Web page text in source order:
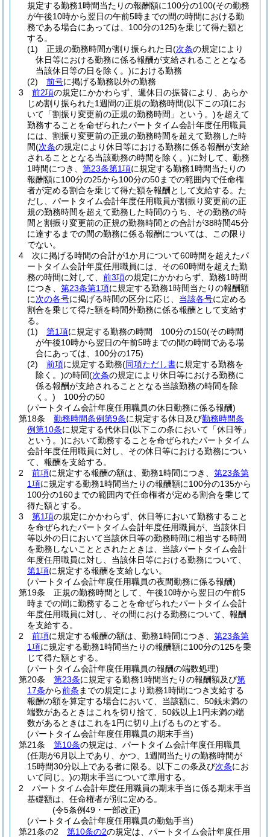
規定する勤務1時間当たりの報酬額に100分の100(その勤務
が午後10時から翌日の午前5時までの間の時間における勤
務である場合にあっては、100分の125)を乗じて得た額と
する。
(1)
正規の勤務時間が割り振られた日(次条の規定により
休日等における勤務に係る報酬が支給されることとなる
当該休日等の日を除く。)における勤務
(2)
前号に掲げる勤務以外の勤務
3
前2項の規定にかかわらず、週休日の振替により、あらか
じめ割り振られた1週間の正規の勤務時間(以下この項にお
いて「割振り変更前の正規の勤務時間」という。)を超えて
勤務することを命ぜられたパートタイム会計年度任用職員
には、割振り変更前の正規の勤務時間を超えて勤務した時
間(次条の規定により休日等における勤務に係る報酬が支給
されることとなる当該勤務の時間を除く。)に対して、勤務
1時間につき、 第23条第1項に規定する勤務1時間当たりの
報酬額に100分の25から100分の50までの範囲内で任命権
者が定める割合を乗じて得た額を報酬として支給する。 た
だし、パートタイム会計年度任用職員が割振り変更前の正
規の勤務時間を超えて勤務した時間のうち、その勤務の時
間と割振り変更前の正規の勤務時間との合計が38時間45分
に達するまでの間の勤務に係る報酬については、この限り
でない。
4
次に掲げる時間の合計が1か月について60時間を超えたパ
ートタイム会計年度任用職員には、その60時間を超えた勤
務の時間に対して、 前3項の規定にかかわらず、勤務1時間
につき、 第23条第1項に規定する勤務1時間当たりの報酬額
に次の各号に掲げる時間の区分に応じ、 当該各号に定める
割合を乗じて得た額を時間外勤務に係る報酬として支給す
る。
(1)
第1項に規定する勤務の時間 100分の150(その時間
が午後10時から翌日の午前5時までの間の時間である場
合にあっては、100分の175)
(2)
前項に規定する勤務(同項ただし書に規定する勤務を
除く。)の時間(次条の規定により休日等における勤務に
係る報酬が支給されることとなる当該勤務の時間を除
く。) 100分の50
(パートタイム会計年度任用職員の休日勤務に係る報酬)
第18条
勤務時間条例第9条に規定する休日及び勤務時間条
例第10条に規定する代休日(以下この条において「休日等」
という。)において勤務することを命ぜられたパートタイム
会計年度任用職員に対し、その休日等における勤務につい
て、報酬を支給する。
2
前項に規定する報酬の額は、勤務1時間につき、 第23条第
1項に規定する勤務1時間当たりの報酬額に100分の135から
100分の160までの範囲内で任命権者が定める割合を乗じて
得た額とする。
3
第1項の規定にかかわらず、休日等において勤務すること
を命ぜられたパートタイム会計年度任用職員が、当該休日
等以外の日において当該休日等の勤務時間に相当する時間
を勤務しないこととされたときは、当該パートタイム会計
年度任用職員に対し、当該休日等における勤務について、
第1項に規定する報酬を支給しない。
(パートタイム会計年度任用職員の夜間勤務に係る報酬)
第19条
正規の勤務時間として、午後10時から翌日の午前5
時までの間に勤務することを命ぜられたパートタイム会計
年度任用職員に対し、その間における勤務について、報酬
を支給する。
2
前項に規定する報酬の額は、勤務1時間につき、 第23条第
1項に規定する勤務1時間当たりの報酬額に100分の125を乗
じて得た額とする。
(パートタイム会計年度任用職員の報酬の端数処理)
第20条
第23条に規定する勤務1時間当たりの報酬額及び第
17条から前条 までの規定により勤務1時間につき支給する
報酬の額を算定する場合において、当該額に、50銭未満の
端数があるときはこれを切り捨て、50銭以上1円未満の端
数があるときはこれを1円に切り上げるものとする。
(パートタイム会計年度任用職員の期末手当)
第21条
第10条の規定は、パートタイム会計年度任用職員
(任期が6月以上であり、かつ、1週間当たりの勤務時間が
15時間30分以上である者に限る。以下この条及び次条にお
いて同じ。)の期末手当について準用する。
2
パートタイム会計年度任用職員の期末手当に係る期末手当
基礎額は、任命権者が別に定める。
(令5条例49・一部改正)
(パートタイム会計年度任用職員の勤勉手当)
第21条の2
第10条の2の規定は、パートタイム会計年度任用